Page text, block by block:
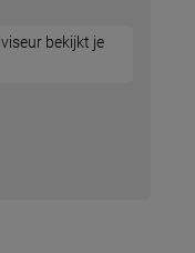
bekijkt je